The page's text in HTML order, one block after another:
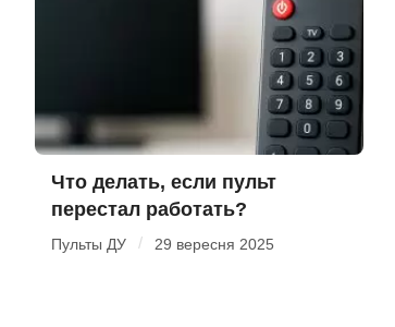
Что делать, если пульт
перестал работать?
Пульты ДУ / 29 вересня 2025